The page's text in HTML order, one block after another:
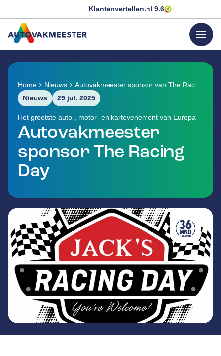
Klantenvertellen.nl 9.6
GA NAAR DE HOMEPAGINA
menu
Home Nieuws
Nieuws
29 jul. 2025
Autovakmeester
sponsor The Racing
Day
Het grootste auto-, motor- en kartevenement van Europa